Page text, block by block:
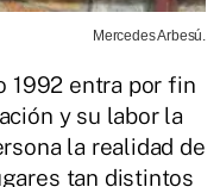
Mercedes Arbesú.
1992 entra por fin
y su labor la
la realidad de
tan distintos